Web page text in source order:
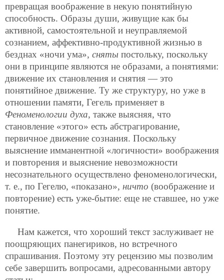
превращая воображение в некую понятийную
способность. Образы души, живущие как бы
активной, самостоятельной и неуправляемой
сознанием, аффективно-продуктивной жизнью в
безднах «ночи ума», сняты постольку, поскольку
они в принципе являются не образами, а понятиями:
движение их становления и снятия — это
понятийное движение. Ту же структуру, но уже в
отношении памяти, Гегель применяет в
Феноменологии духа, также выясняя, что
становление «этого» есть абстрагирование,
первичное движение сознания. Поскольку
выяснение имманентной «логичности» воображения
и повторения и выяснение невозможности
несознательного осуществлено феноменологически,
т. е., по Гегелю, «показано», ничто (воображение и
повторение) есть уже-бытие: еще не ставшее, но уже
понятие.
Нам кажется, что хороший текст заслуживает не
поощряющих панегириков, но встречного
спрашивания. Поэтому эту рецензию мы позволим
себе завершить вопросами, адресованными автору